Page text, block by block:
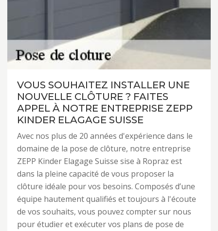
VOUS SOUHAITEZ INSTALLER UNE
NOUVELLE CLÔTURE ? FAITES
APPEL À NOTRE ENTREPRISE ZEPP
KINDER ELAGAGE SUISSE
Avec nos plus de 20 années d'expérience dans le
domaine de la pose de clôture, notre entreprise
ZEPP Kinder Elagage Suisse sise à Ropraz est
dans la pleine capacité de vous proposer la
clôture idéale pour vos besoins. Composés d’une
équipe hautement qualifiés et toujours à l'écoute
de vos souhaits, vous pouvez compter sur nous
pour étudier et exécuter vos plans de pose de